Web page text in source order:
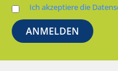
Ich akzeptiere die